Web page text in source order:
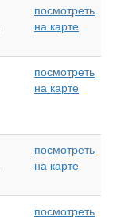
посмотреть
на карте
посмотреть
на карте
посмотреть
на карте
посмотреть